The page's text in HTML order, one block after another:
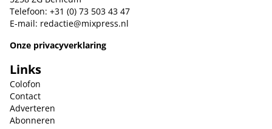
Telefoon: +31 (0) 73 503 43 47
E-mail: redactie@mixpress.nl
Onze privacyverklaring
Links
Colofon
Contact
Adverteren
Abonneren